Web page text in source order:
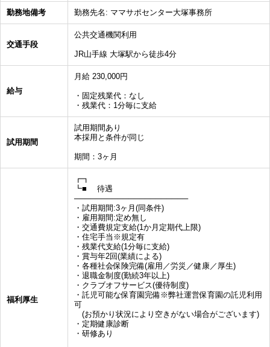
勤務地備考 勤務先名: ママサポセンター大塚事務所
交通手段
公共交通機関利用
JR山手線 大塚駅から徒歩4分
給与
月給 230,000円
・固定残業代：なし
・残業代：1分毎に支給
試用期間
試用期間あり
本採用と条件が同じ
期間：3ヶ月
福利厚生
┏┓
┗■ 待遇
─────────────────────
・試用期間:3ヶ月(同条件)
・雇用期間:定め無し
・交通費規定支給(1か月定期代上限)
・住宅手当※規定有
・残業代支給(1分毎に支給)
・賞与年2回(業績による)
・各種社会保険完備(雇用／労災／健康／厚生)
・退職金制度(勤続3年以上)
・クラブオフサービス(優待制度)
・託児可能な保育園完備※弊社運営保育園の託児利用
可
(お預かり状況により空きがない場合がございます)
・定期健康診断
・研修あり